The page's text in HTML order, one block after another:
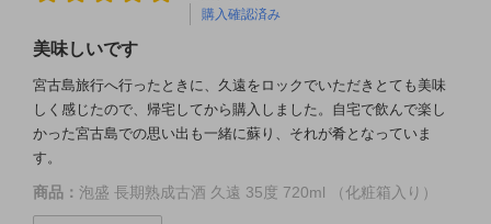
購入確認済み
美味しいです
宮古島旅行へ行ったときに、久遠をロックでいただきとても美味
しく感じたので、帰宅してから購入しました。自宅で飲んで楽し
かった宮古島での思い出も一緒に蘇り、それが肴となっていま
す。
商品： 泡盛 長期熟成古酒 久遠 35度 720ml （化粧箱入り）